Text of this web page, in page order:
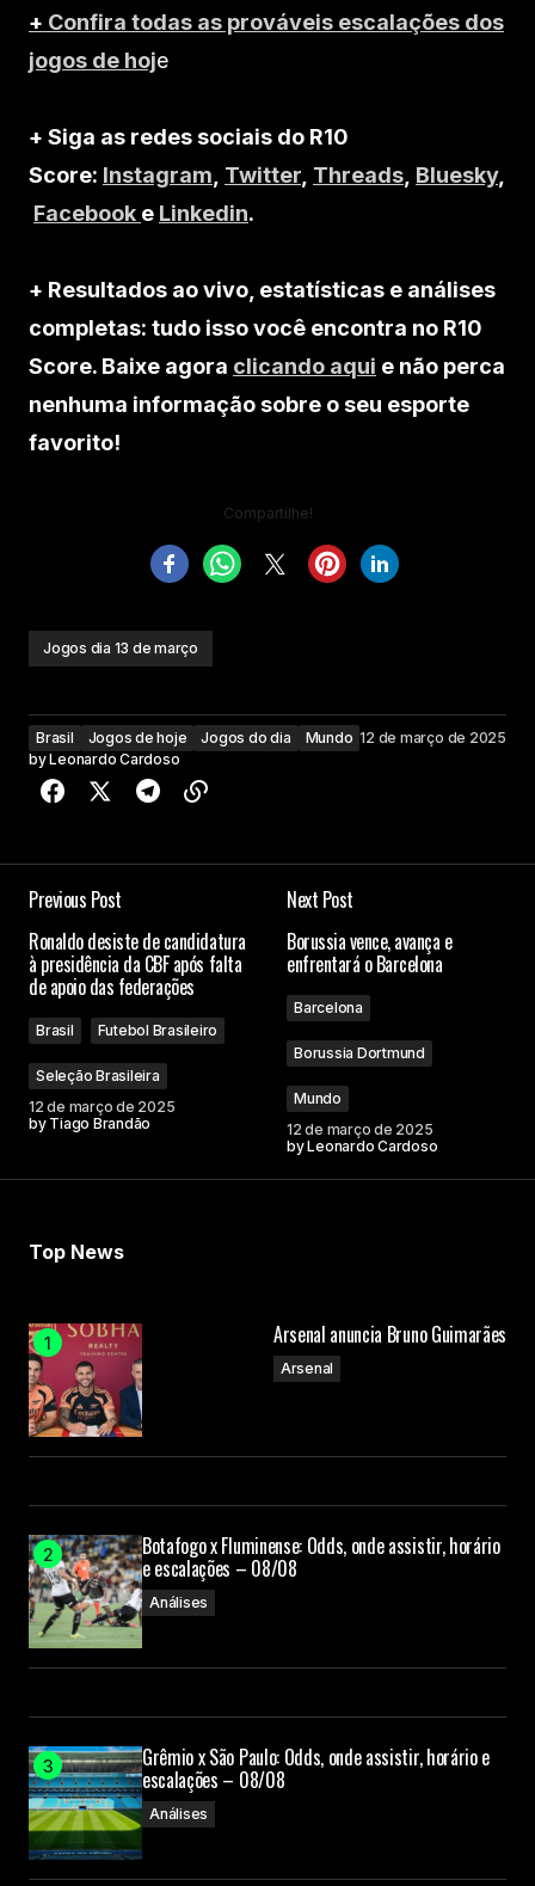
+ Confira todas as prováveis escalações dos
jogos de hoje
+ Siga as redes sociais do R10
Score: Instagram Twitter Threads Bluesky,
Facebook e Linkedin.
+ Resultados ao vivo, estatísticas e análises
completas: tudo isso você encontra no R10
Score. Baixe agora clicando aqui e não perca
nenhuma informação sobre o seu esporte
favorito!
Compartilhe!
Jogos dia 13 de março
Brasil Jogos de hoje Jogos do dia Mundo 12 de março de 2025
byLeonardo Cardoso
Previous Post
Ronaldo desiste de candidatura
à presidência da CBF após falta
de apoio das federações
Brasil Futebol Brasileiro
Seleção Brasileira
12 de março de 2025
by Tiago Brandão
Next Post
Borussia vence, avança e
enfrentará o Barcelona
Barcelona
Borussia Dortmund
Mundo
12 de março de 2025
byLeonardo Cardoso
Top News
Arsenal anuncia Bruno Guimarães
Arsenal
Botafogo x Fluminense: Odds, onde assistir, horário
e escalações – 08/08
Análises
Grêmio x São Paulo: Odds, onde assistir, horário e
escalações – 08/08
Análises